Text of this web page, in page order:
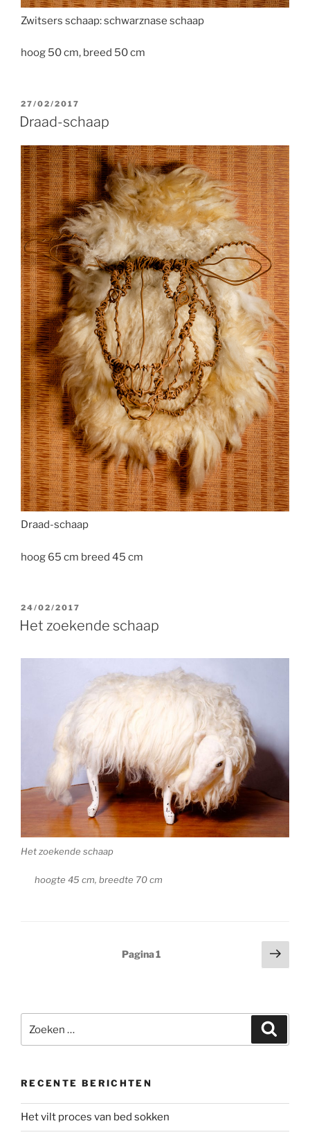
Zwitsers schaap: schwarznase schaap
hoog 50 cm, breed 50 cm
GEPLAATST
OP
27/02/2017
Draad-schaap
Draad-schaap
hoog 65 cm breed 45 cm
GEPLAATST
OP
24/02/2017
Het zoekende schaap
Het zoekende schaap
hoogte 45 cm, breedte 70 cm
Pagina1
naar:
RECENTE BERICHTEN
Het vilt proces van bed sokken